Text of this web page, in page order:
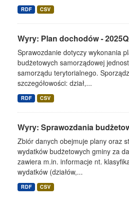
RDF CSV
Wyry: Plan dochodów -
Sprawozdanie dotyczy wykonania
budżetowych samorządowej
samorządu terytorialnego.
szczegółowości: dział,...
RDF CSV
Wyry: Sprawozdania
Zbiór danych obejmuje plany oraz
wydatków budżetowych gminy za
zawiera m.in. informacje nt.
wydatków (działów,...
RDF CSV